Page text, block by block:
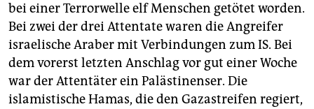
bei einer Terrorwelle elf Menschen getötet worden.
Bei zwei der drei Attentate waren die Angreifer
israelische Araber mit Verbindungen zum IS. Bei
dem vorerst letzten Anschlag vor gut einer Woche
war der Attentäter ein Palästinenser. Die
islamistische Hamas, die den Gazastreifen regiert,